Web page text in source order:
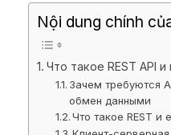
Nội dung chính
Что такое REST API
Зачем требуются
обмен данными
Что такое REST и